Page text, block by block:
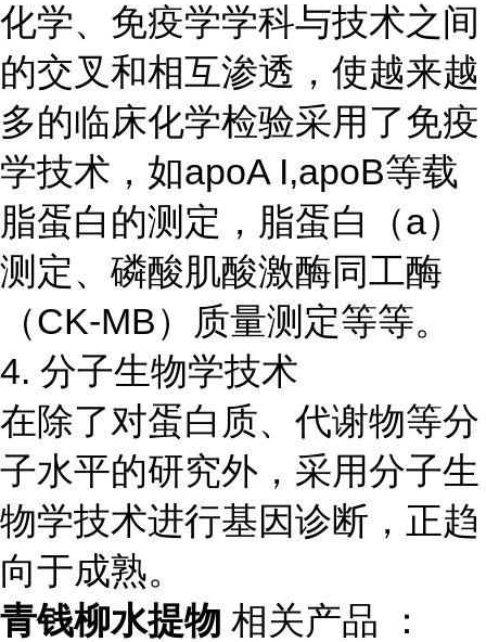
化学、免疫学学科与技术之间
的交叉和相互渗透，使越来越
多的临床化学检验采用了免疫
学技术，如apoA I,apoB等载
脂蛋白的测定，脂蛋白（a）
测定、磷酸肌酸激酶同工酶
（CK-MB）质量测定等等。
4. 分子生物学技术
在除了对蛋白质、代谢物等分
子水平的研究外，采用分子生
物学技术进行基因诊断，正趋
向于成熟。
青钱柳水提物 相关产品 ：